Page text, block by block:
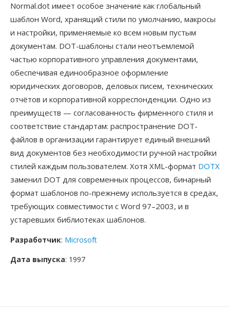
Normal.dot имеет особое значение как глобальный
шаблон Word, хранящий стили по умолчанию, макросы
и настройки, применяемые ко всем новым пустым
документам. DOT-шаблоны стали неотъемлемой
частью корпоративного управления документами,
обеспечивая единообразное оформление
юридических договоров, деловых писем, технических
отчётов и корпоративной корреспонденции. Одно из
преимуществ — согласованность фирменного стиля и
соответствие стандартам: распространение DOT-
файлов в организации гарантирует единый внешний
вид документов без необходимости ручной настройки
стилей каждым пользователем. Хотя XML-формат DOTX
заменил DOT для современных процессов, бинарный
формат шаблонов по-прежнему используется в средах,
требующих совместимости с Word 97–2003, и в
устаревших библиотеках шаблонов.
Разработчик: Microsoft
Дата выпуска: 1997